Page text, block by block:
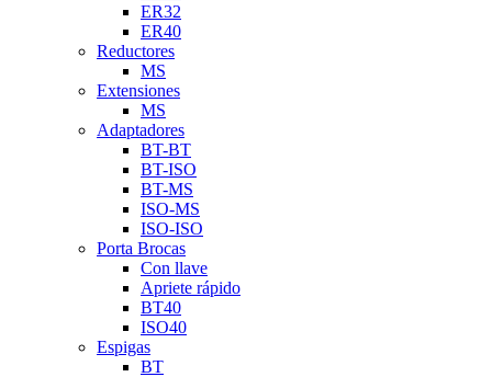
ER32
ER40
Reductores
MS
Extensiones
MS
Adaptadores
BT-BT
BT-ISO
BT-MS
ISO-MS
ISO-ISO
Porta Brocas
Con llave
Apriete rápido
BT40
ISO40
Espigas
BT